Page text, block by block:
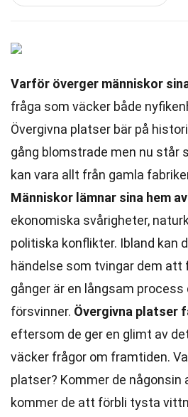
Varför överger människor
fråga som väcker både
Övergivna platser bär på
gång blomstrade men nu står
kan vara allt från gamla
Människor lämnar sina hem
ekonomiska svårigheter,
politiska konflikter. Ibland kan
händelse som tvingar dem att
gånger är en långsam
försvinner. Övergivna platser
eftersom de ger en glimt av
väcker frågor om framtiden.
platser? Kommer de någonsin
kommer de att förbli tysta